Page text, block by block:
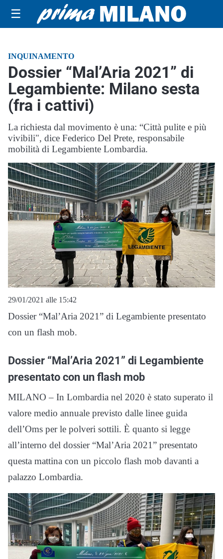
☰
INQUINAMENTO
Dossier “Mal’Aria 2021” di
Legambiente: Milano sesta
(fra i cattivi)
La richiesta dal movimento è una: “Città pulite e più
vivibili", dice Federico Del Prete, responsabile
mobilità di Legambiente Lombardia.
29/01/2021 alle 15:42
Dossier “Mal’Aria 2021” di Legambiente presentato
con un flash mob.
Dossier “Mal’Aria 2021” di Legambiente
presentato con un flash mob
MILANO – In Lombardia nel 2020 è stato superato il
valore medio annuale previsto dalle linee guida
dell’Oms per le polveri sottili. È quanto si legge
all’interno del dossier “Mal’Aria 2021” presentato
questa mattina con un piccolo flash mob davanti a
palazzo Lombardia.